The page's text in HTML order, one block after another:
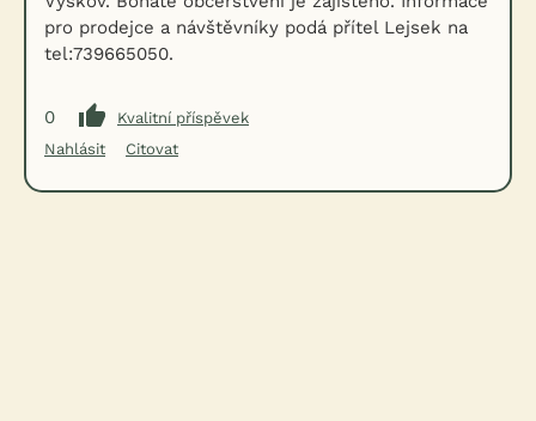
pro prodejce a návštěvníky podá přítel Lejsek na
tel:739665050.
0
Kvalitní příspěvek
Nahlásit
Citovat